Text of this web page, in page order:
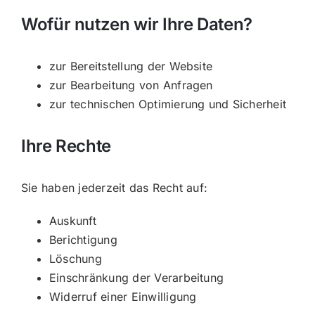
Wofür nutzen wir Ihre Daten?
zur Bereitstellung der Website
zur Bearbeitung von Anfragen
zur technischen Optimierung und Sicherheit
Ihre Rechte
Sie haben jederzeit das Recht auf:
Auskunft
Berichtigung
Löschung
Einschränkung der Verarbeitung
Widerruf einer Einwilligung